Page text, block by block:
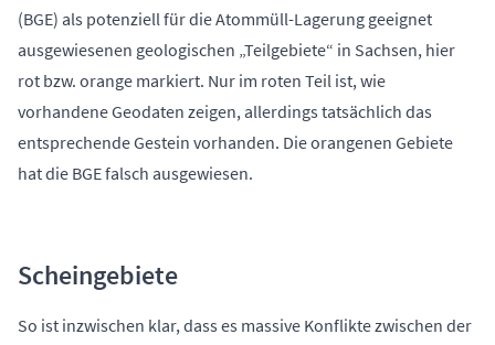
(BGE) als potenziell für die Atommüll-Lagerung geeignet
ausgewiesenen geologischen „Teilgebiete“ in Sachsen, hier
rot bzw. orange markiert. Nur im roten Teil ist, wie
vorhandene Geodaten zeigen, allerdings tatsächlich das
entsprechende Gestein vorhanden. Die orangenen Gebiete
hat die BGE falsch ausgewiesen.
Scheingebiete
So ist inzwischen klar, dass es massive Konflikte zwischen der